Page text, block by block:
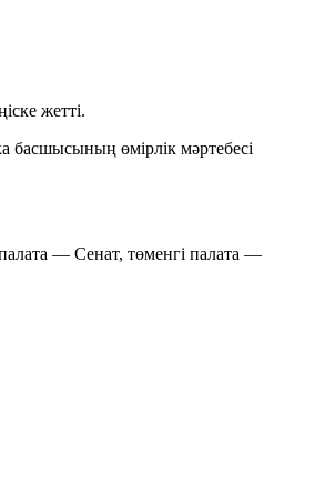
жетті.
басшысының өмірлік мәртебесі
— Сенат, төменгі палата —